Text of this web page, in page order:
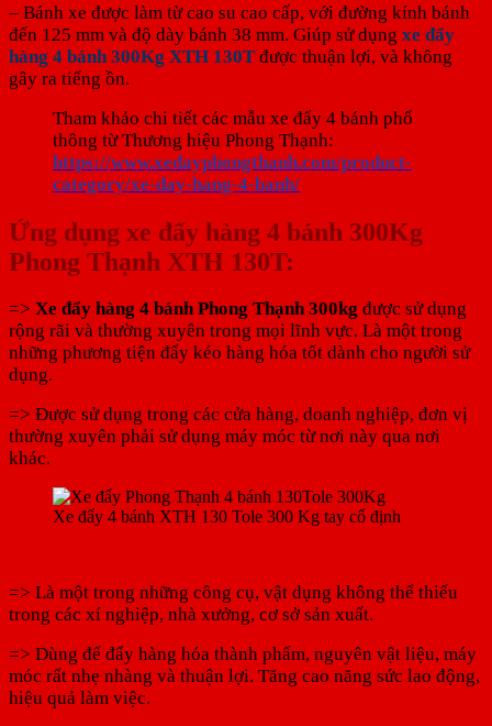
– Bánh xe được làm từ cao su cao cấp, với đường kính bánh
đến 125 mm và độ dày bánh 38 mm. Giúp sử dụng xe đẩy
hàng 4 bánh 300Kg XTH 130T được thuận lợi, và không
gây ra tiếng ồn.
Tham khảo chi tiết các mẫu xe đẩy 4 bánh phổ
thông từ Thương hiệu Phong Thạnh:
https://www.xedayphongthanh.com/product-
category/xe-day-hang-4-banh/
Ứng dụng xe đẩy hàng 4 bánh 300Kg
Phong Thạnh XTH 130T:
=> Xe đẩy hàng 4 bánh Phong Thạnh 300kg được sử dụng
rộng rãi và thường xuyên trong mọi lĩnh vực. Là một trong
những phương tiện đẩy kéo hàng hóa tốt dành cho người sử
dụng.
=> Được sử dụng trong các cửa hàng, doanh nghiệp, đơn vị
thường xuyên phải sử dụng máy móc từ nơi này qua nơi
khác.
Xe đẩy 4 bánh XTH 130 Tole 300 Kg tay cố định
=> Là một trong những công cụ, vật dụng không thể thiếu
trong các xí nghiệp, nhà xưởng, cơ sở sản xuất.
=> Dùng để đẩy hàng hóa thành phẩm, nguyên vật liệu, máy
móc rất nhẹ nhàng và thuận lợi. Tăng cao năng sức lao động,
hiệu quả làm việc.